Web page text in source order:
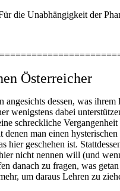
die Unabhängigkeit der
Österreicher
angesichts dessen, was
wenigstens dabei
schreckliche
man einen
hier geschehen ist.
nicht nennen will (und
danach zu fragen, was
um daraus Lehren zu